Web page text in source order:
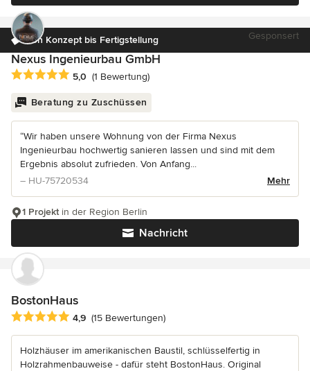
Von Konzept bis Fertigstellung Gesponsert
Nexus Ingenieurbau GmbH
Durchschnittliche Bewertung: 5 von 5 Sternen
5,0 (1 Bewertung)
Beratung zu Zuschüssen
“Wir haben unsere Wohnung von der Firma Nexus
Ingenieurbau hochwertig sanieren lassen und sind mit dem
Ergebnis absolut zufrieden. Von Anfang...
– HU-75720534
Mehr
Nachricht
1 Projektin der Region Berlin
BostonHaus
Durchschnittliche Bewertung: 4.9 von 5 Sternen
4,9 (15 Bewertungen)
Holzhäuser im amerikanischen Baustil, schlüsselfertig in
Holzrahmenbauweise - dafür steht BostonHaus. Original